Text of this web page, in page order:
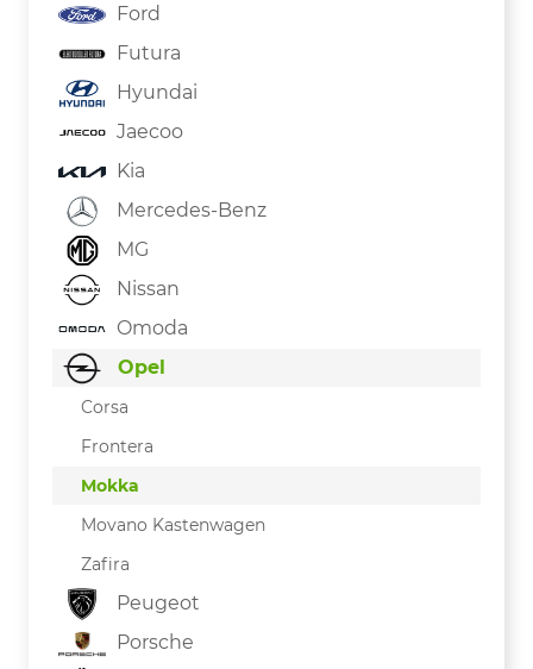
Ford
Futura
Hyundai
Jaecoo
Kia
Mercedes-Benz
MG
Nissan
Omoda
Opel
Corsa
Frontera
Mokka
Movano Kastenwagen
Zafira
Peugeot
Porsche